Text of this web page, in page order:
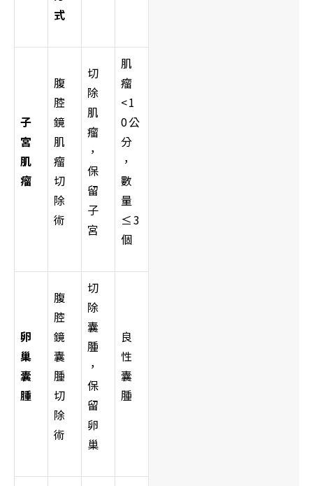
式
子
宮
肌
瘤
腹
腔
鏡
肌
瘤
切
除
術
切
除
肌
瘤
，
保
留
子
宮
肌
瘤
<1
0公
分
，
數
量
≤3
個
卵
巢
囊
腫
腹
腔
鏡
囊
腫
切
除
術
切
除
囊
腫
，
保
留
卵
巢
良
性
囊
腫